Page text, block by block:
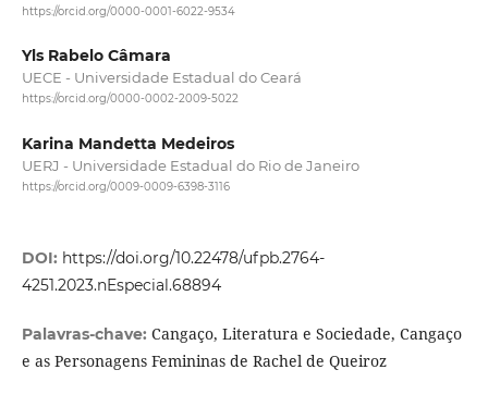
https://orcid.org/0000-0001-6022-9534
Yls Rabelo Câmara
UECE - Universidade Estadual do Ceará
https://orcid.org/0000-0002-2009-5022
Karina Mandetta Medeiros
UERJ - Universidade Estadual do Rio de Janeiro
https://orcid.org/0009-0009-6398-3116
DOI: https://doi.org/10.22478/ufpb.2764-
4251.2023.nEspecial.68894
Palavras-chave: Cangaço, Literatura e Sociedade, Cangaço
e as Personagens Femininas de Rachel de Queiroz